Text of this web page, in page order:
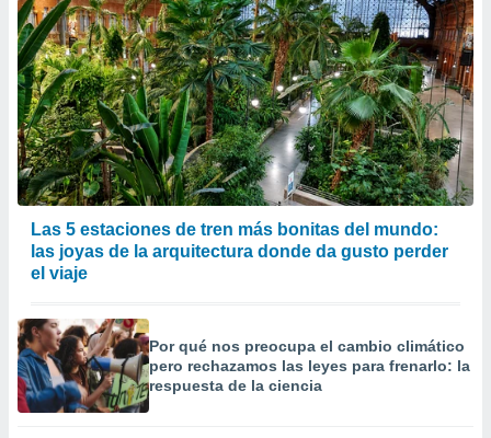
Las 5 estaciones de tren más bonitas del mundo:
las joyas de la arquitectura donde da gusto perder
el viaje
Por qué nos preocupa el cambio climático
pero rechazamos las leyes para frenarlo: la
respuesta de la ciencia